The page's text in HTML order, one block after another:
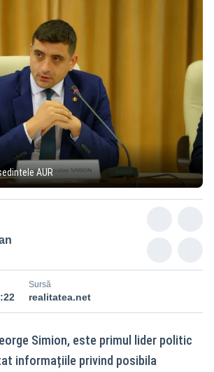
AUR
Sursă
realitatea.net
Simion, este primul lider politic
informațiile privind posibila